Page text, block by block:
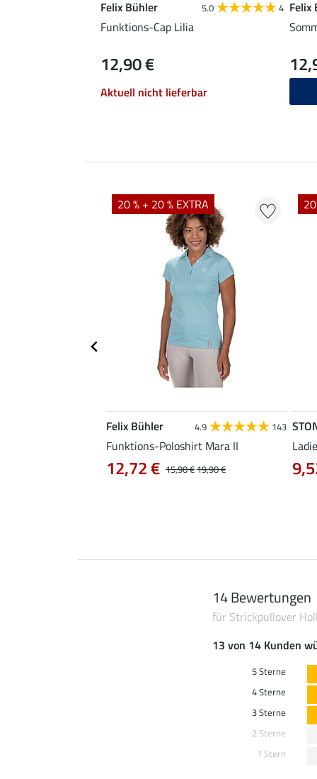
Felix Bühler 5.0 4
Funktions-Cap Lilia
12,90 €
Aktuell nicht lieferbar
Felix
20 % + 20 % EXTRA
Felix Bühler 4.9 143
Funktions-Poloshirt Mara II
15,90 €19,90 €
12,72 €
14 Bewertungen
für Strickpullover
13 von 14 Kunden
5 Sterne
4 Sterne
3 Sterne
2 Sterne
1 Stern